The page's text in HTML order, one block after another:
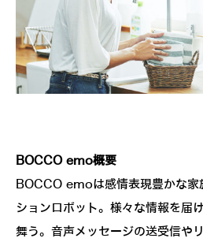
BOCCO emo概要
BOCCO emoは感情表現豊かな家
ションロボット。様々な情報を届
舞う。音声メッセージの送受信や